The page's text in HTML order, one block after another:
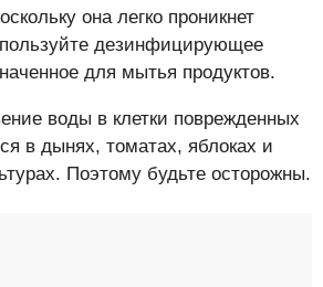
она легко проникнет
дезинфицирующее
для мытья продуктов.
воды в клетки поврежденных
в дынях, томатах, яблоках и
Поэтому будьте осторожны.